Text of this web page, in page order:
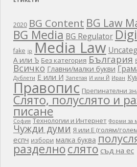
2020 BG Content BG Law
BG Media BG Regulator
fake ip Media Law
А или Ъ Без категория България
Всичко Главни/малки букви
Дублети Е или И Запетая И или Й Иран
Правопис Препинателни
Слято, полуслято и
писане
София Технологии и Интернет Форми за
Чужди думи Я или Е (голям/
еспч избори малка буква
разделнослято съд на ес